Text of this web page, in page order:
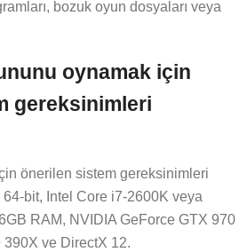
bozuk oyun dosyaları veya
oynamak için
gereksinimleri
önerilen sistem gereksinimleri
bit, Intel Core i7-2600K veya
RAM, NVIDIA GeForce GTX 970
ve DirectX 12.